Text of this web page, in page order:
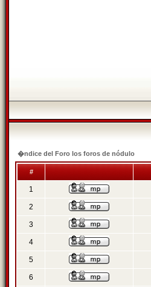
�ndice del Foro los foros de nódulo
#
1
2
3
4
5
6